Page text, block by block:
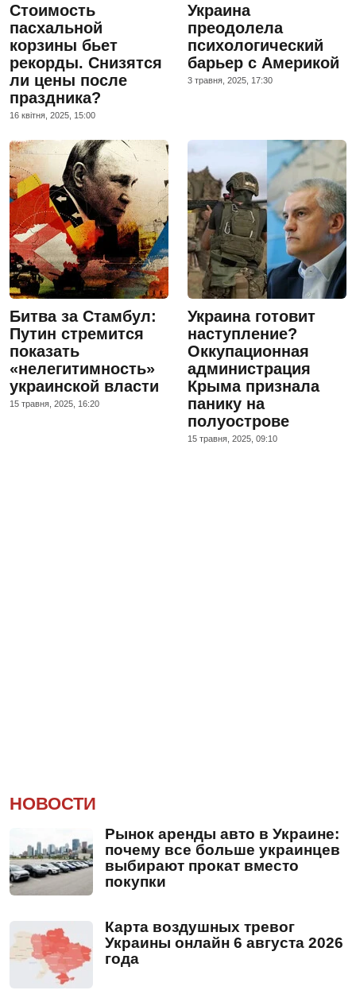
Стоимость
пасхальной
корзины бьет
рекорды. Снизятся
ли цены после
праздника?
16 квiтня, 2025, 15:00
Украина
преодолела
психологический
барьер с Америкой
3 травня, 2025, 17:30
Битва за Стамбул:
Путин стремится
показать
«нелегитимность»
украинской власти
15 травня, 2025, 16:20
Украина готовит
наступление?
Оккупационная
администрация
Крыма признала
панику на
полуострове
15 травня, 2025, 09:10
НОВОСТИ
Рынок аренды авто в Украине:
почему все больше украинцев
выбирают прокат вместо
покупки
Карта воздушных тревог
Украины онлайн 6 августа 2026
года